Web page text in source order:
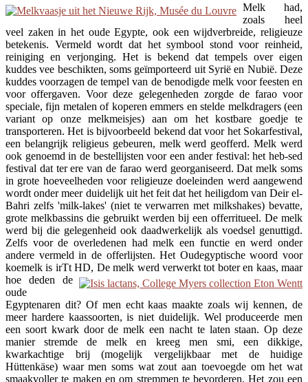
Melk had,
zoals heel
veel zaken in het oude Egypte, ook een wijdverbreide, religieuze
betekenis. Vermeld wordt dat het symbool stond voor reinheid,
reiniging en verjonging. Het is bekend dat tempels over eigen
kuddes vee beschikten, soms geïmporteerd uit Syrië en Nubië. Deze
kuddes voorzagen de tempel van de benodigde melk voor feesten en
voor offergaven. Voor deze gelegenheden zorgde de farao voor
speciale, fijn metalen of koperen emmers en stelde melkdragers (een
variant op onze melkmeisjes) aan om het kostbare goedje te
transporteren. Het is bijvoorbeeld bekend dat voor het Sokarfestival,
een belangrijk religieus gebeuren, melk werd geofferd. Melk werd
ook genoemd in de bestellijsten voor een ander festival: het heb-sed
festival dat ter ere van de farao werd georganiseerd. Dat melk soms
in grote hoeveelheden voor religieuze doeleinden werd aangewend
wordt onder meer duidelijk uit het feit dat het heiligdom van Deir el-
Bahri zelfs 'milk-lakes' (niet te verwarren met milkshakes) bevatte,
grote melkbassins die gebruikt werden bij een offerritueel. De melk
werd bij die gelegenheid ook daadwerkelijk als voedsel genuttigd.
Zelfs voor de overledenen had melk een functie en werd onder
andere vermeld in de offerlijsten. Het Oudegyptische woord voor
koemelk is irTt HD, De melk werd verwerkt tot boter en kaas, maar
hoe deden de
oude
Egyptenaren dit? Of men echt kaas maakte zoals wij kennen, de
meer hardere kaassoorten, is niet duidelijk. Wel produceerde men
een soort kwark door de melk een nacht te laten staan. Op deze
manier stremde de melk en kreeg men smi, een dikkige,
kwarkachtige brij (mogelijk vergelijkbaar met de huidige
Hüttenkäse) waar men soms wat zout aan toevoegde om het wat
smaakvoller te maken en om stremmen te bevorderen. Het zou een